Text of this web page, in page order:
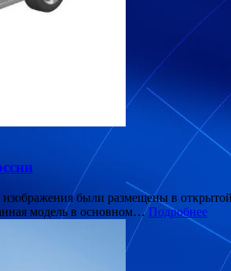
изображения были размещены в
модель в основном…Подробнее